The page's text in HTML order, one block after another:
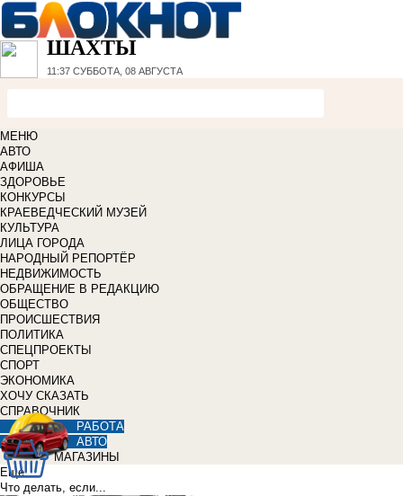
ШАХТЫ
11:37 СУББОТА, 08 АВГУСТА
МЕНЮ
АВТО
АФИША
ЗДОРОВЬЕ
КОНКУРСЫ
КРАЕВЕДЧЕСКИЙ МУЗЕЙ
КУЛЬТУРА
ЛИЦА ГОРОДА
НАРОДНЫЙ РЕПОРТЁР
НЕДВИЖИМОСТЬ
ОБРАЩЕНИЕ В РЕДАКЦИЮ
ОБЩЕСТВО
ПРОИСШЕСТВИЯ
ПОЛИТИКА
СПЕЦПРОЕКТЫ
СПОРТ
ЭКОНОМИКА
ХОЧУ СКАЗАТЬ
СПРАВОЧНИК
РАБОТА
АВТО
МАГАЗИНЫ
Еще
Что делать, если...